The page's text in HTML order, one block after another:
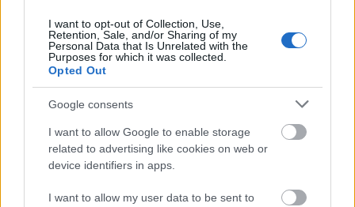
I want to opt-out of Collection, Use,
Retention, Sale, and/or Sharing of my
Personal Data that Is Unrelated with the
Purposes for which it was collected.
Opted Out
Google consents
I want to allow Google to enable storage
related to advertising like cookies on web or
device identifiers in apps.
I want to allow my user data to be sent to